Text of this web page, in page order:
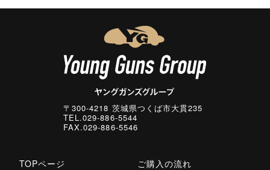
〒300-4218 茨城県つくば市大貫235
TEL.029-886-5544
FAX.029-886-5546
TOPページ
ご購入の流れ